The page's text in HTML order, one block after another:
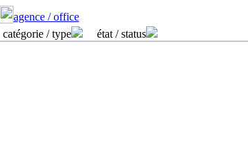
agence / office
catégorie / type état / status